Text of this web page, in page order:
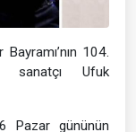
104.
sanatçı Ufuk
Pazar gününün